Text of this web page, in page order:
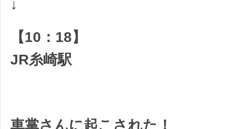
↓
【10：18】
JR糸崎駅
車掌さんに起こされた！